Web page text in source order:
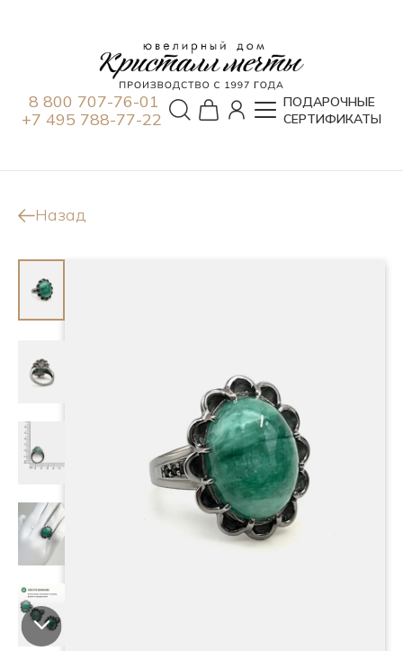
8 800 707-76-01
+7 495 788-77-22
ПОДАРОЧНЫЕ
СЕРТИФИКАТЫ
Назад